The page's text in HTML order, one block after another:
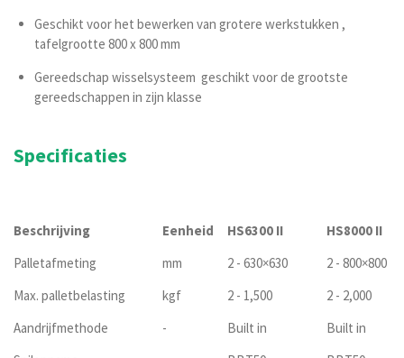
Geschikt voor het bewerken van grotere werkstukken ,
tafelgrootte 800 x 800 mm
Gereedschap wisselsysteem geschikt voor de grootste
gereedschappen in zijn klasse
Specificaties
Beschrijving Eenheid HS6300 II
HS8000 II
Palletafmeting
mm 2 - 630×630
2 - 800×800
Max. palletbelasting
kgf 2 - 1,500
2 - 2,000
Aandrijfmethode
- Built in
Built in